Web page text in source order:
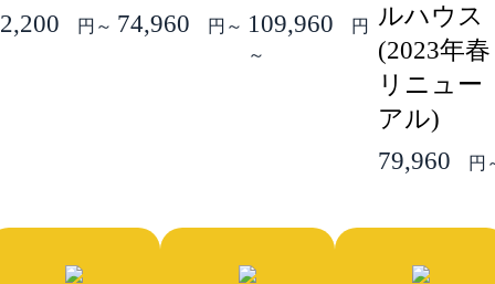
円～ 74,960
円～ 109,960
円
～
ルハウス
(2023年春
リニュー
アル)
79,960
円